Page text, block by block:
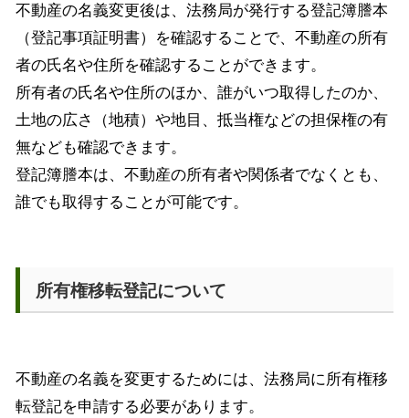
不動産の名義変更後は、法務局が発行する登記簿謄本
（登記事項証明書）を確認することで、不動産の所有
者の氏名や住所を確認することができます。
所有者の氏名や住所のほか、誰がいつ取得したのか、
土地の広さ（地積）や地目、抵当権などの担保権の有
無なども確認できます。
登記簿謄本は、不動産の所有者や関係者でなくとも、
誰でも取得することが可能です。
所有権移転登記について
不動産の名義を変更するためには、法務局に所有権移
転登記を申請する必要があります。